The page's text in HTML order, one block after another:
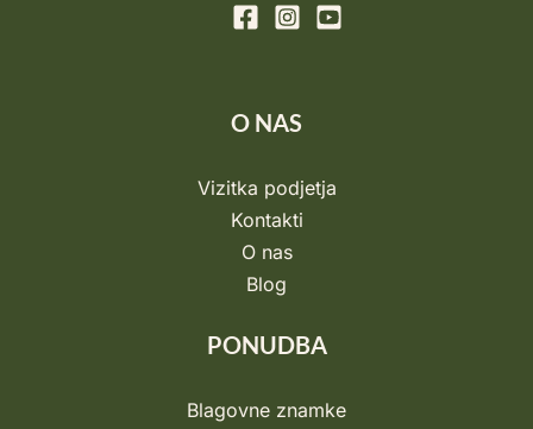
O NAS
Vizitka podjetja
Kontakti
O nas
Blog
PONUDBA
Blagovne znamke